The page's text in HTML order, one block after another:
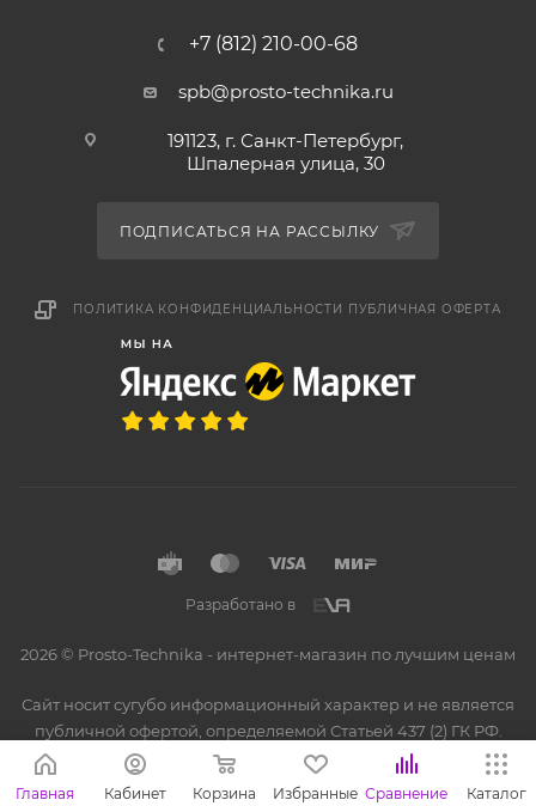
+7 (812) 210-00-68
spb@prosto-technika.ru
191123, г. Санкт-Петербург,
Шпалерная улица, 30
ПОДПИСАТЬСЯ НА РАССЫЛКУ
ПОЛИТИКА КОНФИДЕНЦИАЛЬНОСТИ ПУБЛИЧНАЯ ОФЕРТА
Разработано в
2026 © Prosto-Technika - интернет-магазин по лучшим ценам
Сайт носит сугубо информационный характер и не является
публичной офертой, определяемой Статьей 437 (2) ГК РФ.
Главная Кабинет Корзина Избранные Сравнение Каталог